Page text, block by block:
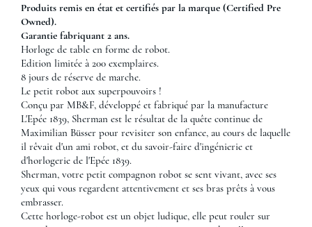
Produits remis en état et certifiés par la marque (Certified Pre
Owned).
Garantie fabriquant 2 ans.
Horloge de table en forme de robot.
Edition limitée à 200 exemplaires.
8 jours de réserve de marche.
Le petit robot aux superpouvoirs !
Conçu par MB&F, développé et fabriqué par la manufacture
L'Epée 1839, Sherman est le résultat de la quête continue de
Maximilian Büsser pour revisiter son enfance, au cours de laquelle
il rêvait d'un ami robot, et du savoir-faire d'ingénierie et
d'horlogerie de l'Epée 1839.
Sherman, votre petit compagnon robot se sent vivant, avec ses
yeux qui vous regardent attentivement et ses bras prêts à vous
embrasser.
Cette horloge-robot est un objet ludique, elle peut rouler sur